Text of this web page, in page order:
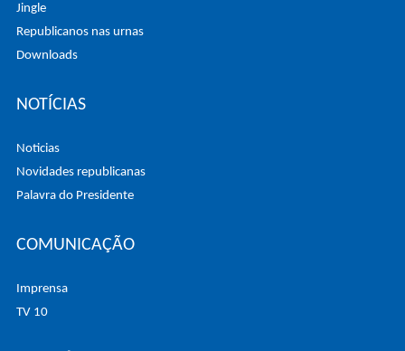
Jingle
Republicanos nas urnas
Downloads
NOTÍCIAS
Noticias
Novidades republicanas
Palavra do Presidente
COMUNICAÇÃO
Imprensa
TV 10